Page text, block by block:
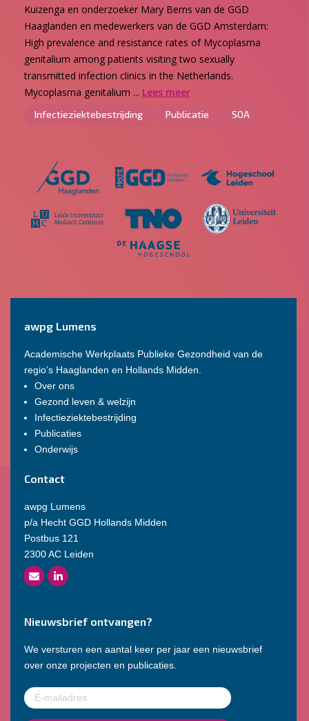
Kuizenga en onderzoeker Mary Berns van de GGD
Haaglanden en medewerkers van de GGD Amsterdam:
High prevalence and resistance rates of Mycoplasma
genitalium among patients visiting two sexually
transmitted infection clinics in the Netherlands.
Mycoplasma genitalium ... Lees meer
Infectieziektebestrijding Publicatie SOA
awpg Lumens
Academische Werkplaats Publieke Gezondheid van de
regio’s Haaglanden en Hollands Midden.
Over ons
Gezond leven & welzijn
Infectieziektebestrijding
Publicaties
Onderwijs
Contact
awpg Lumens
p/a Hecht GGD Hollands Midden
Postbus 121
2300 AC Leiden
Nieuwsbrief ontvangen?
We versturen een aantal keer per jaar een nieuwsbrief
over onze projecten en publicaties.
E-
mailadres(Vereist)